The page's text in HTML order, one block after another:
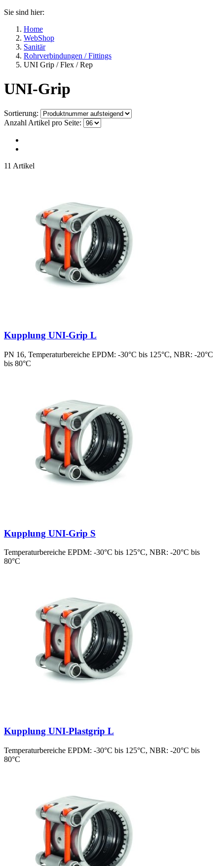
Sie sind hier:
Home
WebShop
Sanitär
Rohrverbindungen / Fittings
UNI Grip / Flex / Rep
UNI-Grip
Sortierung:
Anzahl Artikel pro Seite:
11 Artikel
Kupplung UNI-Grip L
PN 16, Temperaturbereiche EPDM: -30°C bis 125°C, NBR: -20°C
bis 80°C
Kupplung UNI-Grip S
Temperaturbereiche EPDM: -30°C bis 125°C, NBR: -20°C bis
80°C
Kupplung UNI-Plastgrip L
Temperaturbereiche EPDM: -30°C bis 125°C, NBR: -20°C bis
80°C